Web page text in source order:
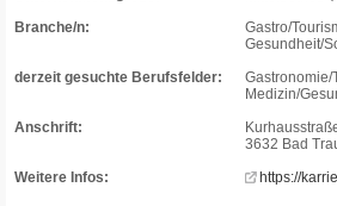
Branche/n:
Gastro/
Gesundheit/
derzeit gesuchte Berufsfelder:
Gastronomie/
Medizin/
Anschrift:
3632 Bad
Weitere Infos:
https://